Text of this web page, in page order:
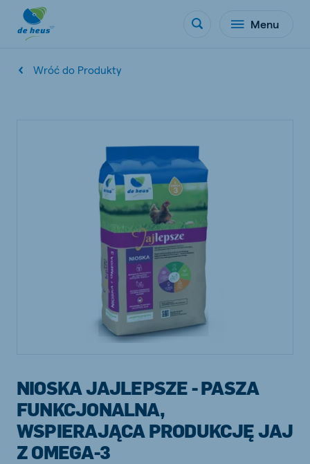
Menu
Wróć do Produkty
NIOSKA JAJLEPSZE - PASZA
FUNKCJONALNA,
WSPIERAJĄCA PRODUKCJĘ JAJ
Z OMEGA-3